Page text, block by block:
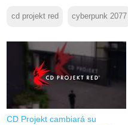
cd projekt red cyberpunk 2077
CD Projekt cambiará su